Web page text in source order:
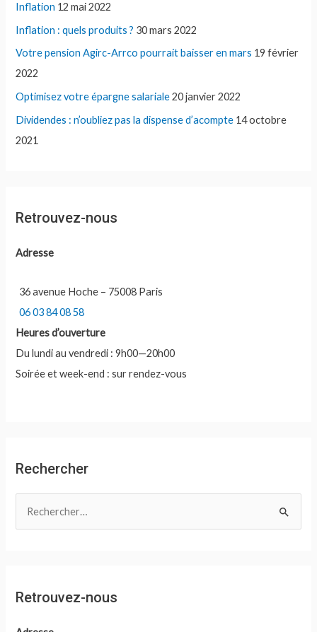
Inflation 12 mai 2022
Inflation : quels produits ? 30 mars 2022
Votre pension Agirc-Arrco pourrait baisser en mars 19 février
2022
Optimisez votre épargne salariale 20 janvier 2022
Dividendes : n’oubliez pas la dispense d’acompte 14 octobre
2021
Retrouvez-nous
Adresse
36 avenue Hoche – 75008 Paris
06 03 84 08 58
Heures d’ouverture
Du lundi au vendredi : 9h00—20h00
Soirée et week-end : sur rendez-vous
Rechercher
r
c
Retrouvez-nous